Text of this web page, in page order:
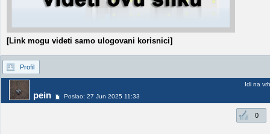
[Link mogu videti samo ulogovani korisnici]
Profil
pein Poslao: 27 Jun 2025 11:33
Idi na vrh
0